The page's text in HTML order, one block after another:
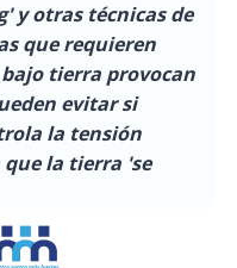
y otras técnicas de
que requieren
tierra provocan
evitar si
la tensión
la tierra 'se